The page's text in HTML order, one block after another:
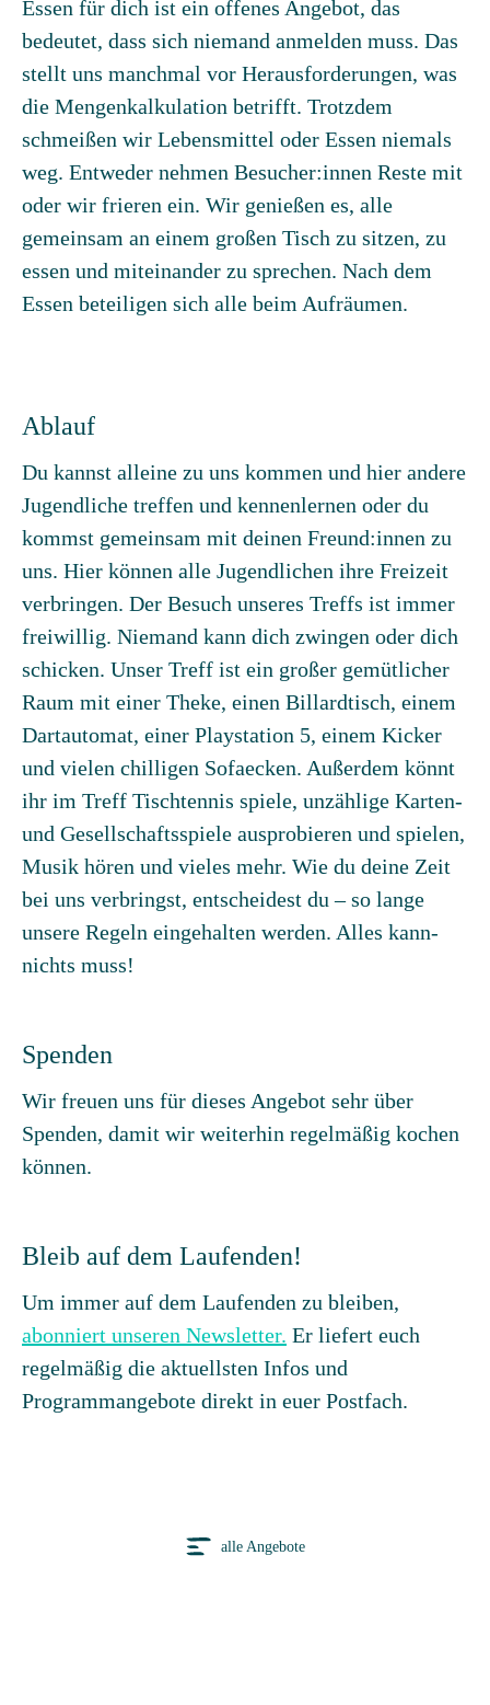
Essen für dich ist ein offenes Angebot, das
bedeutet, dass sich niemand anmelden muss. Das
stellt uns manchmal vor Herausforderungen, was
die Mengenkalkulation betrifft. Trotzdem
schmeißen wir Lebensmittel oder Essen niemals
weg. Entweder nehmen Besucher:innen Reste mit
oder wir frieren ein. Wir genießen es, alle
gemeinsam an einem großen Tisch zu sitzen, zu
essen und miteinander zu sprechen. Nach dem
Essen beteiligen sich alle beim Aufräumen.
Ablauf
Du kannst alleine zu uns kommen und hier andere
Jugendliche treffen und kennenlernen oder du
kommst gemeinsam mit deinen Freund:innen zu
uns. Hier können alle Jugendlichen ihre Freizeit
verbringen. Der Besuch unseres Treffs ist immer
freiwillig. Niemand kann dich zwingen oder dich
schicken. Unser Treff ist ein großer gemütlicher
Raum mit einer Theke, einen Billardtisch, einem
Dartautomat, einer Playstation 5, einem Kicker
und vielen chilligen Sofaecken. Außerdem könnt
ihr im Treff Tischtennis spiele, unzählige Karten-
und Gesellschaftsspiele ausprobieren und spielen,
Musik hören und vieles mehr. Wie du deine Zeit
bei uns verbringst, entscheidest du – so lange
unsere Regeln eingehalten werden. Alles kann-
nichts muss!
Spenden
Wir freuen uns für dieses Angebot sehr über
Spenden, damit wir weiterhin regelmäßig kochen
können.
Bleib auf dem Laufenden!
Um immer auf dem Laufenden zu bleiben,
abonniert unseren Newsletter. Er liefert euch
regelmäßig die aktuellsten Infos und
Programmangebote direkt in euer Postfach.
alle Angebote